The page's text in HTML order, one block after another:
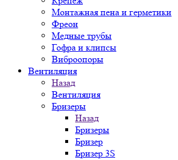
Монтажная пена и герметики
Фреон
Медные трубы
Гофра и клипсы
Виброопоры
Вентиляция
Назад
Вентиляция
Бризеры
Назад
Бризеры
Бризер
Бризер 3S